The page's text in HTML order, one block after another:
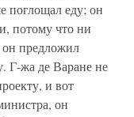
поглощал еду; он
потому что ни
он предложил
Г-жа де Варане не
и вот
он